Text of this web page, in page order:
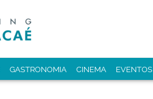
GASTRONOMIA CINEMA EVENTOS